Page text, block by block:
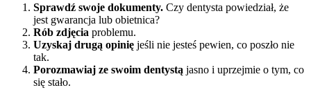
Sprawdź swoje dokumenty. Czy dentysta powiedział, że
jest gwarancja lub obietnica?
Rób zdjęcia problemu.
Uzyskaj drugą opinię jeśli nie jesteś pewien, co poszło nie
tak.
Porozmawiaj ze swoim dentystą jasno i uprzejmie o tym, co
się stało.